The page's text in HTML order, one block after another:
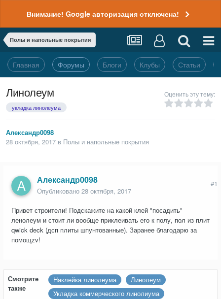
Внимание! Google авторизация отключена!
Полы и напольные покрытия
Главная Форумы Блоги Клубы Статьи
Линолеум
укладка линолеума
Оценить эту тему:
Александр0098
28 октября, 2017 в Полы и напольные покрытия
Александр0098
Опубликовано 28 октября, 2017
#1
Привет строители! Подскажите на какой клей "посадить"
ленолеум и стоит ли вообще приклеивать его к полу, пол из плит
qwick deck (дсп плиты шпунтованные). Заранее благодарю за
помощzv!
Смотрите
также
Наклейка линолеума
Линолеум
Укладка коммерческого линолиума